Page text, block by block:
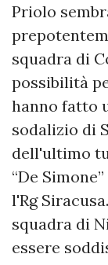
Priolo
squadra di
possibilità
hanno fatto
sodalizio di
dell'ultimo
“De
l'Rg
squadra di
essere